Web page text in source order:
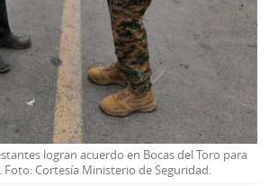
logran acuerdo en Bocas del Toro para
Foto: Cortesía Ministerio de Seguridad.